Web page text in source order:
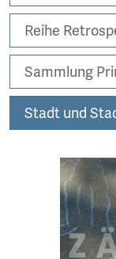
Reihe
Sammlung
Stadt und